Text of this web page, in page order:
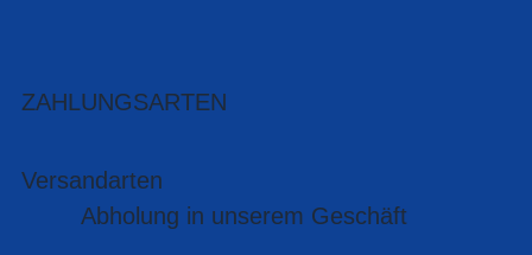
ZAHLUNGSARTEN
Versandarten
Abholung in unserem Geschäft